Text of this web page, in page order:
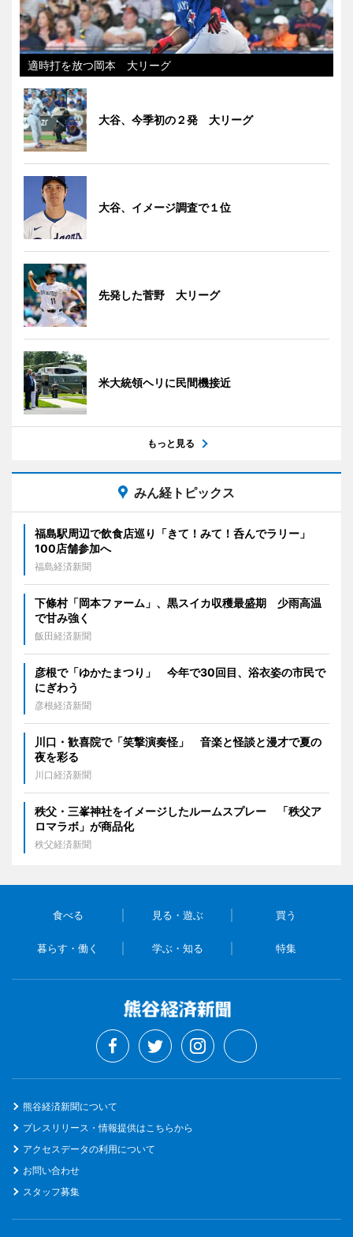
適時打を放つ岡本 大リーグ
大谷、今季初の２発 大リーグ
大谷、イメージ調査で１位
先発した菅野 大リーグ
米大統領ヘリに民間機接近
もっと見る
みん経トピックス
福島駅周辺で飲食店巡り「きて！みて！呑んでラリー」
100店舗参加へ
福島経済新聞
下條村「岡本ファーム」、黒スイカ収穫最盛期 少雨高温
で甘み強く
飯田経済新聞
彦根で「ゆかたまつり」 今年で30回目、浴衣姿の市民で
にぎわう
彦根経済新聞
川口・歓喜院で「笑撃演奏怪」 音楽と怪談と漫才で夏の
夜を彩る
川口経済新聞
秩父・三峯神社をイメージしたルームスプレー 「秩父ア
ロマラボ」が商品化
秩父経済新聞
食べる 見る・遊ぶ 買う
暮らす・働く 学ぶ・知る 特集
熊谷経済新聞について
プレスリリース・情報提供はこちらから
アクセスデータの利用について
お問い合わせ
スタッフ募集